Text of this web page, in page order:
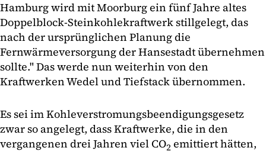
Hamburg wird mit Moorburg ein fünf Jahre altes
Doppelblock-Steinkohlekraftwerk stillgelegt, das
nach der ursprünglichen Planung die
Fernwärmeversorgung der Hansestadt übernehmen
sollte." Das werde nun weiterhin von den
Kraftwerken Wedel und Tiefstack übernommen.
Es sei im Kohleverstromungsbeendigungsgesetz
zwar so angelegt, dass Kraftwerke, die in den
vergangenen drei Jahren viel CO2emittiert hätten,